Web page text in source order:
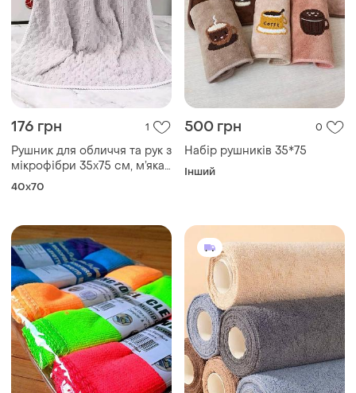
176 грн 1
Рушник для обличчя та рук з
мікрофібри 35х75 см, м’яка
махра «стільники» (сірий)
40x70
500 грн 0
Набір рушників 35*75
Інший